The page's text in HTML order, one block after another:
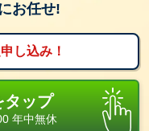
お任せ!
し込み！
タップ
年中無休